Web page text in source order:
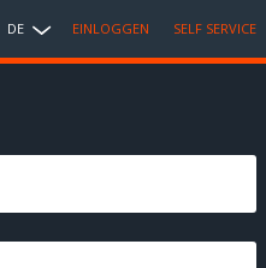
DE EINLOGGEN SELF SERVICE